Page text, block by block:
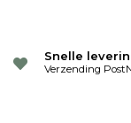
Snelle
Verzending